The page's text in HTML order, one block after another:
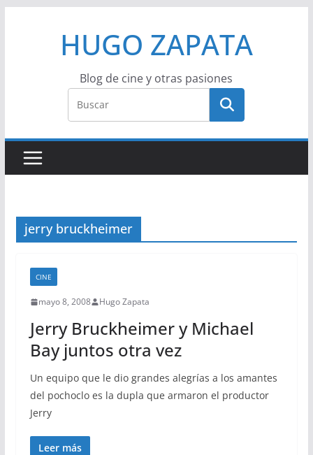
HUGO ZAPATA
Blog de cine y otras pasiones
jerry bruckheimer
CINE
mayo 8, 2008 Hugo Zapata
Jerry Bruckheimer y Michael
Bay juntos otra vez
Un equipo que le dio grandes alegrías a los amantes
del pochoclo es la dupla que armaron el productor
Jerry
Leer más